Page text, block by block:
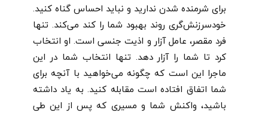
برای شرمنده شدن ندارید و نباید احساس گناه کنید.
خودسرزنش‌گری روند بهبود شما را کند می‌کند. تنها
فرد مقصر، عامل آزار و اذیت جنسی است. او انتخاب
کرد تا شما را آزار دهد. تنها انتخاب شما در این
ماجرا این است که چگونه می‌خواهید با آنچه برای
شما اتفاق افتاده است مقابله کنید. به یاد داشته
باشید، واکنش شما و مسیری که پس از این طی